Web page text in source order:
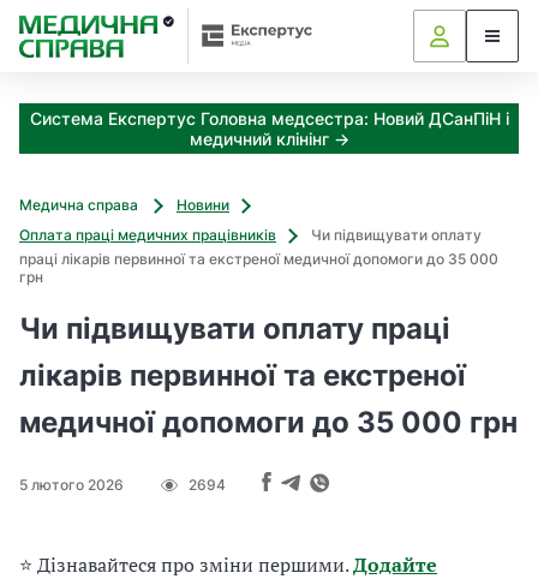
Система Експертус Головна медсестра: Новий ДСанПіН і
медичний клінінг →
Медична справа
Новини
Оплата праці медичних працівників
Чи підвищувати оплату
праці лікарів первинної та екстреної медичної допомоги до 35 000
грн
Чи підвищувати оплату праці
лікарів первинної та екстреної
медичної допомоги до 35 000 грн
5 лютого 2026 2694
⭐ Дізнавайтеся про зміни першими.Додайте
З
а
к
з
д
и
н
р